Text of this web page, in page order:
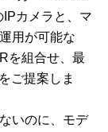
カメラと、マ
用が可能な
を組合せ、最
ご提案しま
いのに、モデ